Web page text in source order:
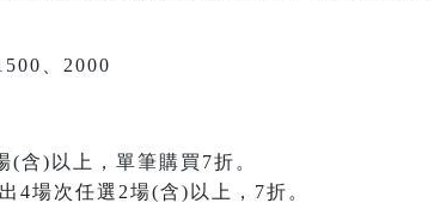
、2000
(含)以上，單筆購買7折。
4場次任選2場(含)以上，7折。